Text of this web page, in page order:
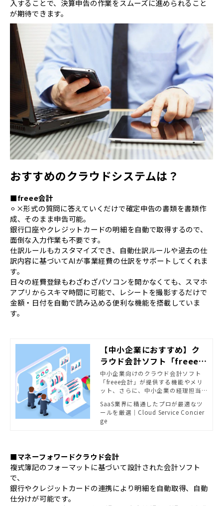
入することで、決算申告の作業をスムーズに進められること
が期待できます。
おすすめのクラウドシステムは？
■freee会計
⚪︎×形式の質問に答えていくだけで確定申告の書類を書類作
成、そのまま申告可能。
銀行口座やクレジットカードの明細を自動で取得するので、
面倒な入力作業も不要です。
仕訳ルールもカスタマイズでき、自動仕訳ルールや過去の仕
訳内容に基づいてAIが事業経費の仕訳をサポートしてくれま
す。
日々の経費登録もわざわざパソコンを開かなくても、スマホ
アプリからスキマ時間に可能で、レシートを撮影するだけで
金額・日付を自動で読み込める便利な機能を搭載していま
す。
【中小企業におすすめ】ク
ラウド会計ソフト「freee会
計」でできること
中小企業向けのクラウド会計ソフト
「freee会計」が提供する機能やメリ
ット、さらに、中小企業の経理担当
を実現できる理由をご紹介します。
SaaS業界に精通したプロが最適なツ
ールを厳選｜Cloud Service Concier
ge
■マネーフォワードクラウド会計
複式簿記のフォーマットに基づいて設計された会計ソフト
で、
銀行やクレジットカードの連携により明細を自動取得、自動
仕分けが可能です。